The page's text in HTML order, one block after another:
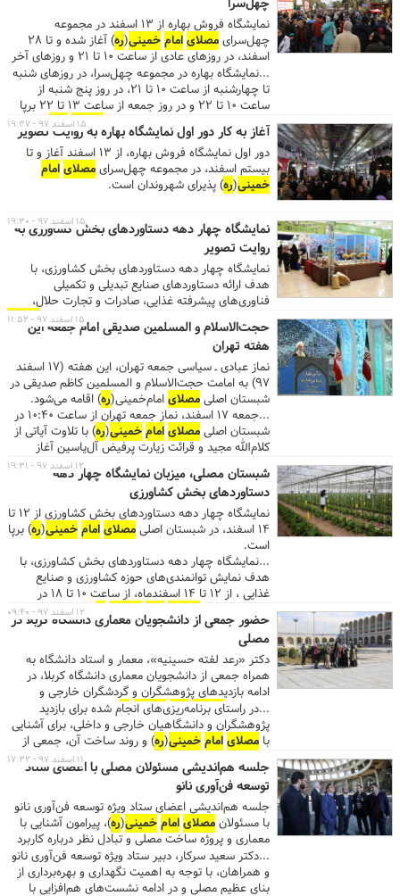
آمده در خصوص پایان زمان برگزاری نماز جمعه دوره
جاری در مصلی، به سبب خدمات‌رسانی بهتر و بهره‌مندی
بیشتر مردم عزیز، که همیشه مدنظر مدیریت مجموعه
بوده است، شبستان اصلیمصلایامام خمینی(ره) جمعه
دوم و نهم فروردین ۱۳۹۸ نیز میزبان نمازگزاران نماز
جمعه خواهد بود. ...
نمایشگاه فروش بهاره از ۱۳ اسفند در مجموعه
چهل‌سرایمصلایامامخمینی(ره
) آغاز شده و تا ۲۸
اسفند، در روزهای عادی از ساعت ۱۰ تا ۲۱ و روزهای آخر
هفته (پنج شنبه و جمعه) تا ساعت ۲۲، میزبان
علاقه‌مندان است.
...نمایشگاه بهاره در مجموعه چهل‌سرا، در روزهای شنبه
تا چهارشنبه از ساعت ۱۰ تا ۲۱، در روز پنج شنبه از
ساعت ۱۰ تا ۲۲ و در روز جمعه از ساعت ۱۳ تا ۲۲ برپا
خواهد بود. به گزارش روابط عمومی
مصلایامام
خمینی( ره)، نمایشگاه فروش بهاره امسال با حضور بیش
از ۵۵۰ غرفه در ۵ سالن به فضایی به وسعت بیش از
۱۰هزار مترمربع و با خدمات و امکاناتی از جمله غرفه ویژه
خدمات بانکی، استقرار دستگاه‌های خودپرداز در هر
کودک و پارکینگی با ظرفیت پارک ۷هزار خودرو، آماده
بازدید شهروندان است. ...علاقه‌مندان برای بازدید از
نمایشگاه فروش بهاره (حمایت از کالای ایرانی) می‌توانند
به مجموعه چهلسرایمصلایامامخمینی(ره) در خیابان
شهید بهشتی نرسیده به خیابان شهید مفتح، مراجعه
کنند. ...
آغاز به کار دور اول نمایشگاه بهاره به روایت تصویر
دور اول نمایشگاه فروش بهاره، از ۱۳ اسفند آغاز و تا
بیستم اسفند، در مجموعه چهل‌سرایمصلایامام
خمینی(ره) پذیرای شهروندان است.
۱۵ اسفند ۹۷ - ۱۹:۳۷
نمایشگاه چهار دهه دستاوردهای بخش کشاورزی به
روایت تصویر
نمایشگاه چهار دهه دستاوردهای بخش کشاورزی، با
هدف ارائه دستاوردهای صنایع تبدیلی و تکمیلی
فناوری‌های پیشرفته غذایی، صادرات و تجارت حلال،
فعالیت‌های تشکل‌های جهادی، در شبستان اصلیمصلای
امامخمینی(ره) برگزار شد.
۱۵ اسفند ۹۷ - ۱۹:۳۰
حجت‌الاسلام و المسلمین صدیقی امام جمعه این
هفته تهران
نماز عبادی ـ سیاسی جمعه تهران، این هفته (۱۷ اسفند
۹۷) به امامت حجت‌الاسلام و المسلمین کاظم صدیقی در
شبستان اصلیمصلایامام‌خمینی(ره) اقامه می‌شود.
...جمعه ۱۷ اسفند، نماز جمعه تهران از ساعت ۱۰:۴۰ در
شبستان اصلیمصلایامامخمینی(ره) با تلاوت آیاتی از
کلام‌الله مجید و قرائت زیارت پرفیض آل‌یاسین آغاز
می‌شود. ...درهای مصلی از ساعت ۱۰ صبح به روی
نمازگزاران عزیز باز است و حجت‌الاسلام و المسلمین
صدیقی،امامجمعه موقت تهران، خطبه‌های نماز جمعه
را ۱۵ دقیقه پیش از اذان ظهر شروع می‌کند. گفتنی است
اذان ظهر به افق تهران در روز جمعه ساعت ۱۲:۱۵
است....
۱۵ اسفند ۹۷ - ۱۱:۵۲
شبستان مصلی، میزبان نمایشگاه چهار دهه
دستاوردهای بخش کشاورزی
نمایشگاه چهار دهه دستاوردهای بخش کشاورزی از ۱۲ تا
۱۴ اسفند، در شبستان اصلی
مصلایامامخمینی(ره) برپا
است.
...نمایشگاه چهار دهه دستاوردهای بخش کشاورزی، با
هدف نمایش توانمندی‌های حوزه کشاورزی و صنایع
غذایی ، از ۱۲ تا ۱۴ اسفندماه، از ساعت ۱۰ تا ۱۸ در
شبستان اصلیمصلای امام خمینی(
) آماده بازدید
علاقه‌مندان است. به گزارش روابط عمومیمصلایامام
خمینی
فناوری‌های پیشرفته غذایی، صادرات و تجارت حلال،
فعالیت‌های تشکل‌های جهادی از دیگر برنامه های این
نمایشگاه است. ...
۱۲ اسفند ۹۷ - ۱۹:۳۱
حضور جمعی از دانشجویان معماری دانشگاه کربلا در
مصلی
دکتر «رعد لفته حسینیه»، معمار و استاد دانشگاه به
همراه جمعی از دانشجویان معماری دانشگاه کربلا، در
ادامه بازدیدهای پژوهشگران و گردشگران خارجی و
داخلی، ازمصلایامام خمینی(ره) بازدید کرد.
...در راستای برنامه‌ریزی‌های انجام شده برای بازدید
پژوهشگران و دانشگاهیان خارجی و داخلی، برای آشنایی
با مصلایامامخمینی(ره) و روند ساخت آن، جمعی از
محققان و دانشجویان معماری دانشگاه کربلا، مهمان
مصلی بودند. به گزارش روابط عمومیمصلایامام
خمینی(ره)، در این بازدید که به دعوت مدیریت مصلی
انجام شد، ۱۲ نفر از پژوهشگر و دانشجوی معماری به
راهنمایی دکتر «رعد لفته حسینیه»، به صورت ویژه از
گنبدخانه مسجد جامع و شبستان اصلی مصلی بازدید
کردند. ...
۱۲ اسفند ۹۷ - ۰۹:۴۰
جلسه هم‌اندیشی مسئولان مصلی با اعضای ستاد
توسعه فن‌آوری نانو
جلسه هم‌اندیشی اعضای ستاد ویژه توسعه فن‌آوری نانو
با مسئولانمصلایامامخمینی(ره)، پیرامون آشنایی با
معماری و پروژه ساخت مصلی و تبادل نظر درباره کاربرد
فن‌آوری نانو در این مجموعه، برگزار شد.
...دکتر سعید سرکار، دبیر ستاد ویژه توسعه فن‌آوری نانو
و همراهان، با توجه به اهمیت نگهداری و بهره‌برداری از
بنای عظیم مصلی و در ادامه نشست‌های هم‌افزایی با
۱۱ اسفند ۹۷ - ۱۷:۳۲